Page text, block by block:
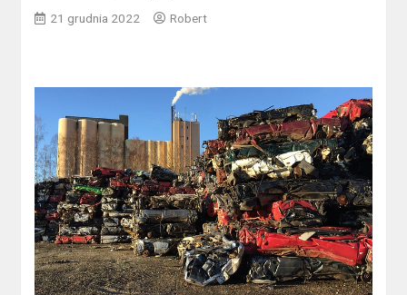
21 grudnia 2022 Robert